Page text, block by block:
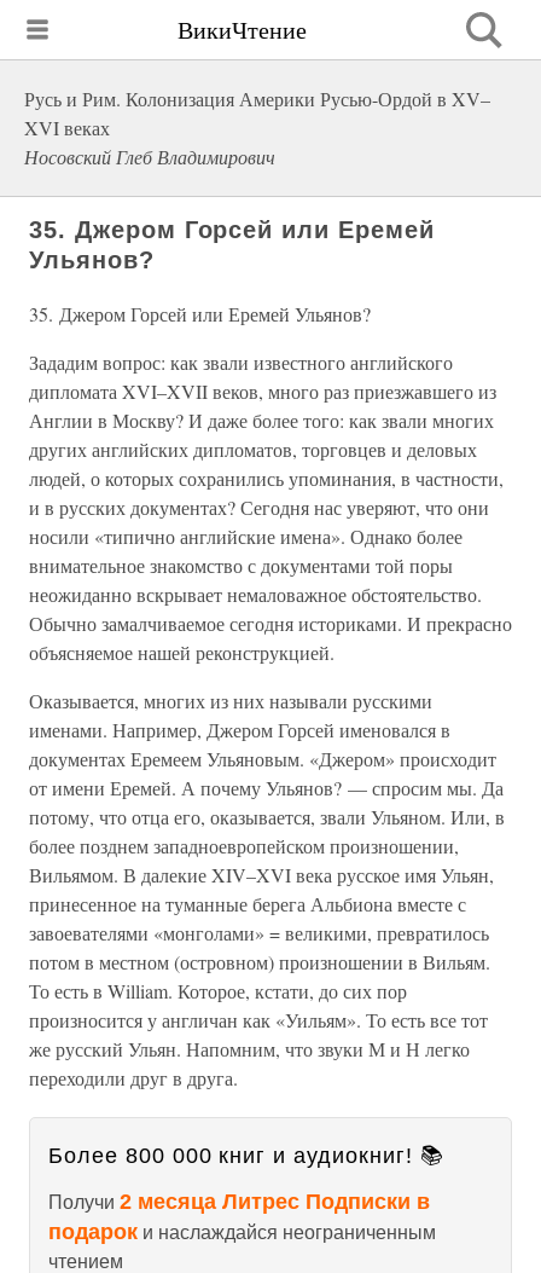
ВикиЧтение
Русь и Рим. Колонизация Америки Русью-Ордой в XV–
XVI веках
Носовский Глеб Владимирович
35. Джером Горсей или Еремей
Ульянов?
35. Джером Горсей или Еремей Ульянов?
Зададим вопрос: как звали известного английского
дипломата XVI–XVII веков, много раз приезжавшего из
Англии в Москву? И даже более того: как звали многих
других английских дипломатов, торговцев и деловых
людей, о которых сохранились упоминания, в частности,
и в русских документах? Сегодня нас уверяют, что они
носили «типично английские имена». Однако более
внимательное знакомство с документами той поры
неожиданно вскрывает немаловажное обстоятельство.
Обычно замалчиваемое сегодня историками. И прекрасно
объясняемое нашей реконструкцией.
Оказывается, многих из них называли русскими
именами. Например, Джером Горсей именовался в
документах Еремеем Ульяновым. «Джером» происходит
от имени Еремей. А почему Ульянов? — спросим мы. Да
потому, что отца его, оказывается, звали Ульяном. Или, в
более позднем западноевропейском произношении,
Вильямом. В далекие XIV–XVI века русское имя Ульян,
принесенное на туманные берега Альбиона вместе с
завоевателями «монголами» = великими, превратилось
потом в местном (островном) произношении в Вильям.
То есть в William. Которое, кстати, до сих пор
произносится у англичан как «Уильям». То есть все тот
же русский Ульян. Напомним, что звуки М и Н легко
переходили друг в друга.
Более 800 000 книг и аудиокниг! 📚
Получи 2 месяца Литрес Подписки в
подарок и наслаждайся неограниченным
чтением